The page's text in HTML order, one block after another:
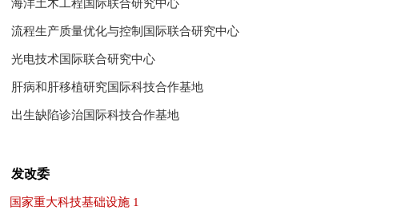
海洋土木工程国际联合研究中心
流程生产质量优化与控制国际联合研究中心
光电技术国际联合研究中心
肝病和肝移植研究国际科技合作基地
出生缺陷诊治国际科技合作基地
发改委
国家重大科技基础设施 1